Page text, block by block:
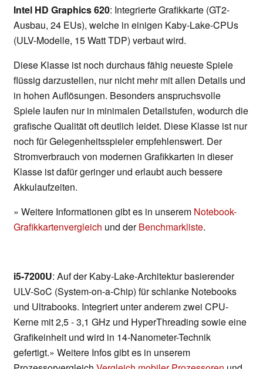
Intel HD Graphics 620: Integrierte Grafikkarte (GT2-
Ausbau, 24 EUs), welche in einigen Kaby-Lake-CPUs
(ULV-Modelle, 15 Watt TDP) verbaut wird.
Diese Klasse ist noch durchaus fähig neueste Spiele
flüssig darzustellen, nur nicht mehr mit allen Details und
in hohen Auflösungen. Besonders anspruchsvolle
Spiele laufen nur in minimalen Detailstufen, wodurch die
grafische Qualität oft deutlich leidet. Diese Klasse ist nur
noch für Gelegenheitsspieler empfehlenswert. Der
Stromverbrauch von modernen Grafikkarten in dieser
Klasse ist dafür geringer und erlaubt auch bessere
Akkulaufzeiten.
» Weitere Informationen gibt es in unserem Notebook-
Grafikkartenvergleich und derBenchmarkliste.
i5-7200U: Auf der Kaby-Lake-Architektur basierender
ULV-SoC (System-on-a-Chip) für schlanke Notebooks
und Ultrabooks. Integriert unter anderem zwei CPU-
Kerne mit 2,5 - 3,1 GHz und HyperThreading sowie eine
Grafikeinheit und wird in 14-Nanometer-Technik
gefertigt.» Weitere Infos gibt es in unserem